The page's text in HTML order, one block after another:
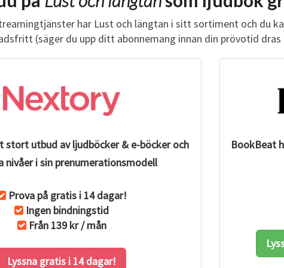
O
K
har Lust och längtan i sitt sortiment och du
(säger du upp ditt abonnemang innan din prövotid dras
stort utbud av ljudböcker & e-böcker och
nivåer i sin prenumerationsmodell
Prova på gratis i 14 dagar!
Ingen bindningstid
Från 139 kr / mån
Lyssna gratis i 14 dagar!
BookBeat